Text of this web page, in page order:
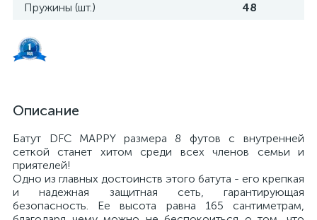
Пружины (шт.)
48
Описание
Батут DFC MAPPY размера 8 футов с внутренней
сеткой станет хитом среди всех членов семьи и
приятелей!
Одно из главных достоинств этого батута - его крепкая
и надежная защитная сеть, гарантирующая
безопасность. Ее высота равна 165 сантиметрам,